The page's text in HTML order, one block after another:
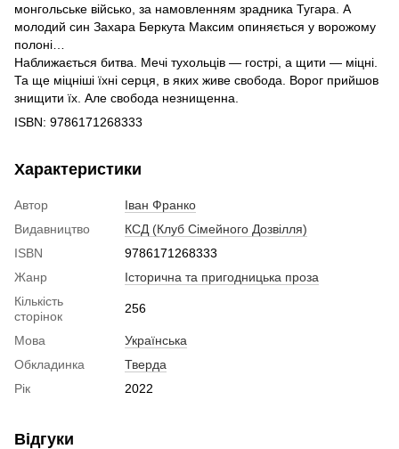
монгольське військо, за намовленням зрадника Тугара. А
молодий син Захара Беркута Максим опиняється у ворожому
полоні…
Наближається битва. Мечі тухольців — гострі, а щити — міцні.
Та ще міцніші їхні серця, в яких живе свобода. Ворог прийшов
знищити їх. Але свобода незнищенна.
ISBN: 9786171268333
Характеристики
Автор
Іван Франко
Видавництво
КСД (Клуб Сімейного Дозвілля)
ISBN
9786171268333
Жанр
Історична та пригодницька проза
Кількість
сторінок
256
Мова
Українська
Обкладинка
Тверда
Рік
2022
Відгуки